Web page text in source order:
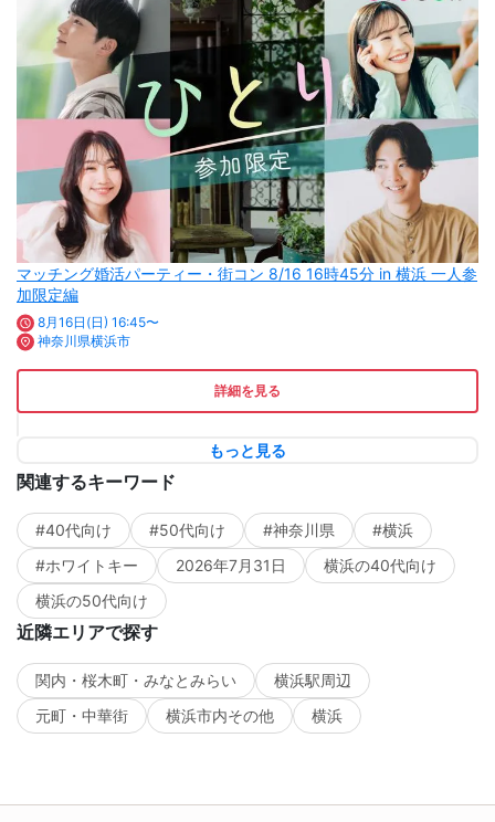
マッチング婚活パーティー・街コン 8/16 16時45分 in 横浜 一人参
加限定編
8月16日(日) 16:45〜
神奈川県横浜市
詳細を見る
もっと見る
関連するキーワード
#40代向け #50代向け #神奈川県
#横浜
#ホワイトキー
2026年7月31日
横浜の40代向け
横浜の50代向け
近隣エリアで探す
関内・桜木町・みなとみらい
横浜駅周辺
元町・中華街
横浜市内その他 横浜